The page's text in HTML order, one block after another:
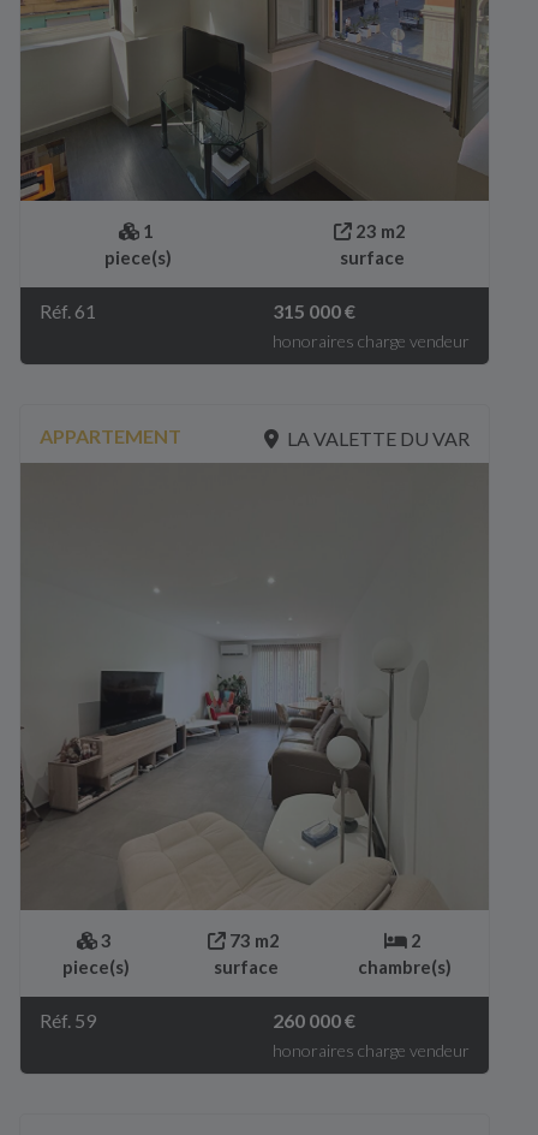
1
piece(s)
23 m2
surface
Réf. 61 315 000 €
honoraires charge vendeur
APPARTEMENT LA VALETTE DU VAR
3
piece(s)
73 m2
surface
2
chambre(s)
Réf. 59 260 000 €
honoraires charge vendeur